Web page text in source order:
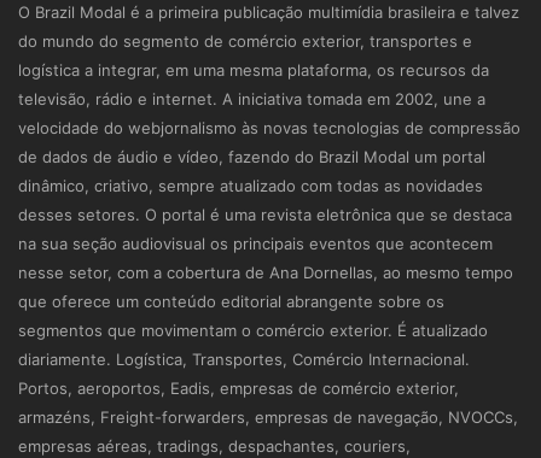
O Brazil Modal é a primeira publicação multimídia brasileira e talvez
do mundo do segmento de comércio exterior, transportes e
logística a integrar, em uma mesma plataforma, os recursos da
televisão, rádio e internet. A iniciativa tomada em 2002, une a
velocidade do webjornalismo às novas tecnologias de compressão
de dados de áudio e vídeo, fazendo do Brazil Modal um portal
dinâmico, criativo, sempre atualizado com todas as novidades
desses setores. O portal é uma revista eletrônica que se destaca
na sua seção audiovisual os principais eventos que acontecem
nesse setor, com a cobertura de Ana Dornellas, ao mesmo tempo
que oferece um conteúdo editorial abrangente sobre os
segmentos que movimentam o comércio exterior. É atualizado
diariamente. Logística, Transportes, Comércio Internacional.
Portos, aeroportos, Eadis, empresas de comércio exterior,
armazéns, Freight-forwarders, empresas de navegação, NVOCCs,
empresas aéreas, tradings, despachantes, couriers,